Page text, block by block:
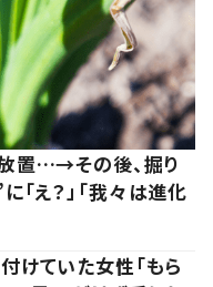
置…→その後、掘り
え？」「我々は進化
けていた女性「もら